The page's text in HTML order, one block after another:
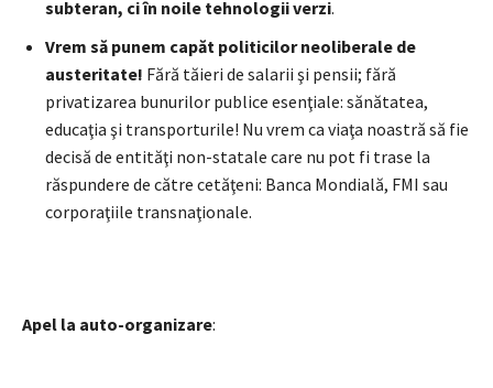
subteran, ciîn noile tehnologii verzi.
Vrem să punem capăt politicilor neoliberale de
austeritate! Fără tăieri de salarii şi pensii; fără
privatizarea bunurilor publice esenţiale: sănătatea,
educaţia şi transporturile! Nu vrem ca viaţa noastră să fie
decisă de entităţi non-statale care nu pot fi trase la
răspundere de către cetăţeni: Banca Mondială, FMI sau
corporaţiile transnaţionale.
Apel la auto-organizare: